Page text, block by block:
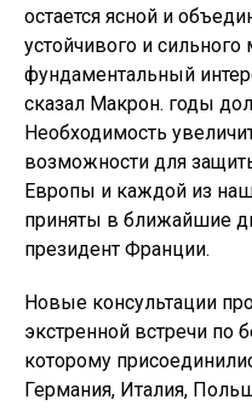
остается ясной и
устойчивого и
фундаментальный
сказал Макрон. годы
Необходимость
возможности для
Европы и каждой из
приняты в ближайшие
президент Франции.
Новые консультации
экстренной встречи по
которому
Германия, Италия,